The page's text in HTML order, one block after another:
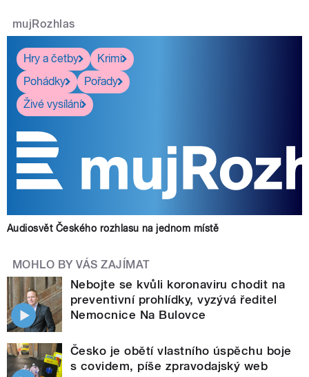
mujRozhlas
Hry a četby
Krimi
Pohádky
Pořady
Živé vysílání
Audiosvět Českého rozhlasu na jednom místě
MOHLO BY VÁS ZAJÍMAT
Nebojte se kvůli koronaviru chodit na
preventivní prohlídky, vyzývá ředitel
Nemocnice Na Bulovce
Česko je obětí vlastního úspěchu boje
s covidem, píše zpravodajský web